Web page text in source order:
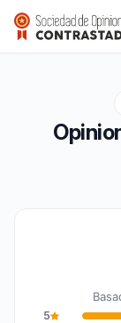
LOFT ATTITUDE
Calificación9,4/10
5